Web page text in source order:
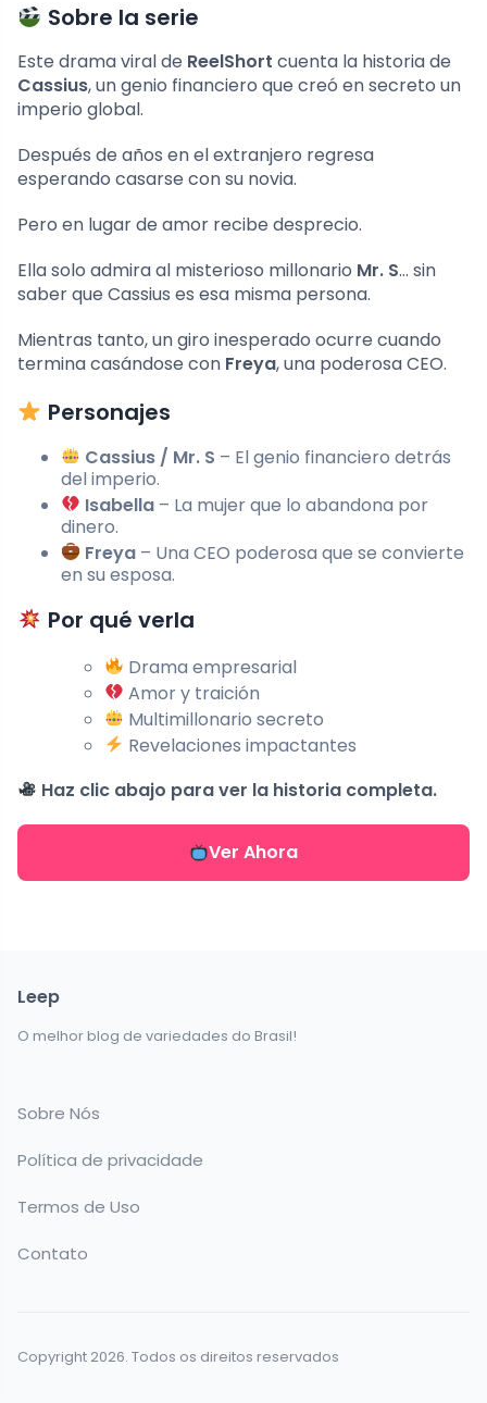
Sobre la serie
Este drama viral de ReelShort cuenta la historia de
Cassius, un genio financiero que creó en secreto un
imperio global.
Después de años en el extranjero regresa
esperando casarse con su novia.
Pero en lugar de amor recibe desprecio.
Ella solo admira al misterioso millonario Mr. S… sin
saber que Cassius es esa misma persona.
Mientras tanto, un giro inesperado ocurre cuando
termina casándose con Freya, una poderosa CEO.
Personajes
Cassius / Mr. S – El genio financiero detrás
del imperio.
Isabella – La mujer que lo abandona por
dinero.
Freya – Una CEO poderosa que se convierte
en su esposa.
Por qué verla
Drama empresarial
Amor y traición
Multimillonario secreto
Revelaciones impactantes
Haz clic abajo para ver la historia completa.
Ver Ahora
Leep
O melhor blog de variedades do Brasil!
Sobre Nós
Política de privacidade
Termos de Uso
Contato
Copyright 2026. Todos os direitos reservados